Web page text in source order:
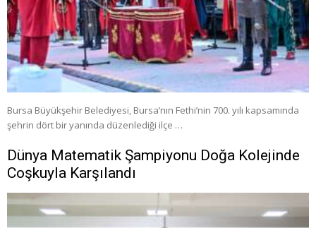
Bursa Büyükşehir Belediyesi, Bursa’nın Fethi’nin 700. yılı kapsamında
şehrin dört bir yanında düzenlediği ilçe …
Dünya Matematik Şampiyonu Doğa Kolejinde
Coşkuyla Karşılandı